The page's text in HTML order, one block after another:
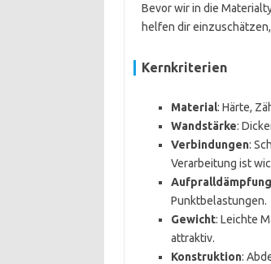
Bevor wir in die
helfen dir
Kernkriterien
Material: Härte,
Wandstärke:
Verbindungen:
Verarbeitung ist
Aufpralldämpfung
Punktbelastungen.
Gewicht: Leichte
attraktiv.
Konstruktion: